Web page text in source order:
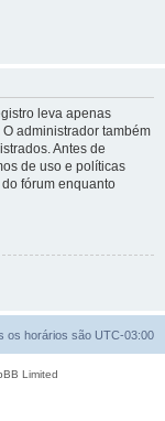
leva apenas
administrador também
Antes de
de uso e políticas
fórum enquanto
os horários são UTC-03:00
Limited